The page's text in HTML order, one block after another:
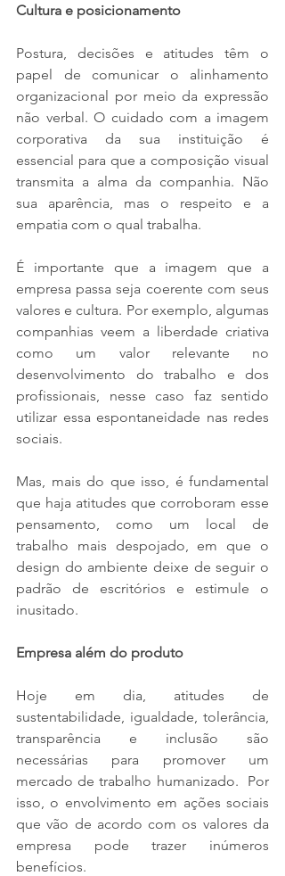
Cultura e posicionamento
Postura, decisões e atitudes têm o
papel de comunicar o alinhamento
organizacional por meio da expressão
não verbal. O cuidado com a imagem
corporativa da sua instituição é
essencial para que a composição visual
transmita a alma da companhia. Não
sua aparência, mas o respeito e a
empatia com o qual trabalha.
É importante que a imagem que a
empresa passa seja coerente com seus
valores e cultura. Por exemplo, algumas
companhias veem a liberdade criativa
como um valor relevante no
desenvolvimento do trabalho e dos
profissionais, nesse caso faz sentido
utilizar essa espontaneidade nas redes
sociais.
Mas, mais do que isso, é fundamental
que haja atitudes que corroboram esse
pensamento, como um local de
trabalho mais despojado, em que o
design do ambiente deixe de seguir o
padrão de escritórios e estimule o
inusitado.
Empresa além do produto
Hoje em dia, atitudes de
sustentabilidade, igualdade, tolerância,
transparência e inclusão são
necessárias para promover um
mercado de trabalho humanizado.  Por
isso, o envolvimento em ações sociais
que vão de acordo com os valores da
empresa pode trazer inúmeros
benefícios.